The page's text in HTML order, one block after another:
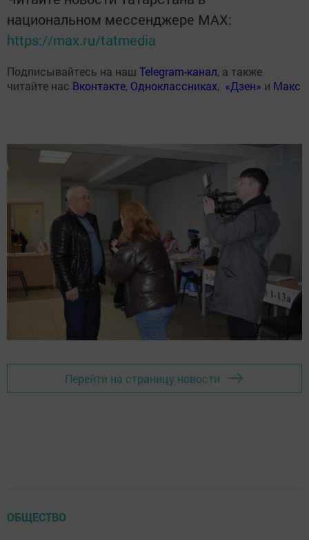
национальном мессенджере MАХ:
https://max.ru/tatmedia
Подписывайтесь на наш Telegram-канал, а также
читайте нас Вконтакте, Одноклассниках, «Дзен» и Макс
Перейти на страницу новости
ОБЩЕСТВО